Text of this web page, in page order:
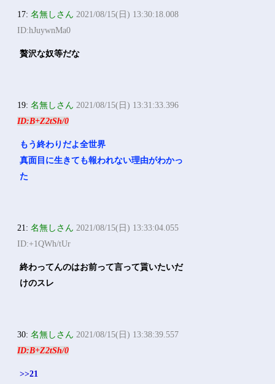
17:名無しさん 2021/08/15(日) 13:30:18.008
ID:hJuywnMa0
贅沢な奴等だな
19:名無しさん 2021/08/15(日) 13:31:33.396
ID:B+Z2tSh/0
もう終わりだよ全世界
真面目に生きても報われない理由がわかっ
た
21:名無しさん 2021/08/15(日) 13:33:04.055
ID:+1QWh/tUr
終わってんのはお前って言って貰いたいだ
けのスレ
30:名無しさん 2021/08/15(日) 13:38:39.557
ID:B+Z2tSh/0
>>21